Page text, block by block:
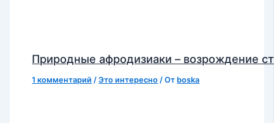
Природные афродизиаки – возрождение
1 комментарий /Это интересно / От boska